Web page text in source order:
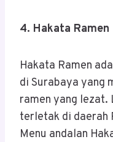
4. Hakata Ramen
Hakata Ramen
di Surabaya yang
ramen yang lezat.
terletak di daerah
Menu andalan